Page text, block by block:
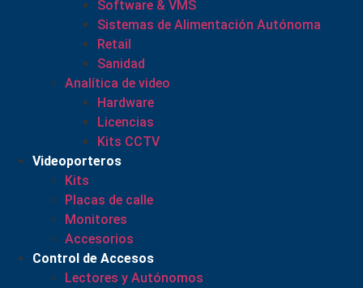
Software & VMS
Sistemas de Alimentación Autónoma
Retail
Sanidad
Analítica de video
Hardware
Licencias
Kits CCTV
Videoporteros
Kits
Placas de calle
Monitores
Accesorios
Control de Accesos
Lectores y Autónomos